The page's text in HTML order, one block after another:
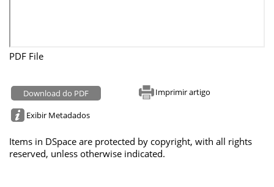
PDF File
Download do PDF Imprimir artigo
Exibir Metadados
Items in DSpace are protected by copyright, with all rights
reserved, unless otherwise indicated.